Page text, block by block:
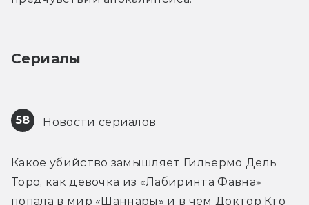
Сериалы
58 Новости сериалов
Какое убийство замышляет Гильермо Дель
Торо, как девочка из «Лабиринта Фавна»
попала в мир «Шаннары» и в чём Доктор Кто